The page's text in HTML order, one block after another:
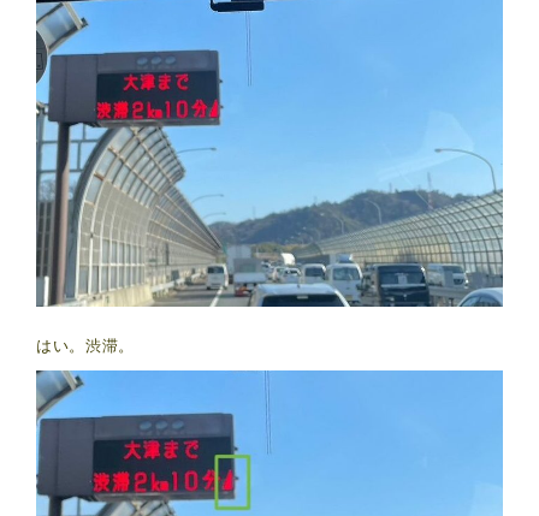
はい。渋滞。